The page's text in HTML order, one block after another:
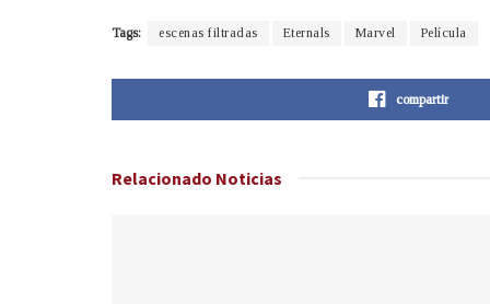
Tags: escenas filtradas Eternals Marvel Película
compartir
Relacionado Noticias